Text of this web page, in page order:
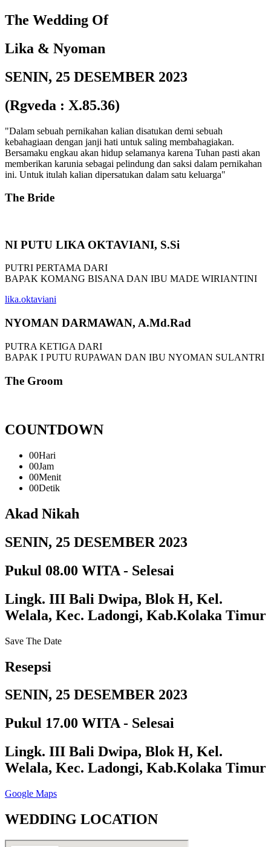
The Wedding Of
Lika & Nyoman
SENIN, 25 DESEMBER 2023
(Rgveda : X.85.36)
"Dalam sebuah pernikahan kalian disatukan demi sebuah
kebahagiaan dengan janji hati untuk saling membahagiakan.
Bersamaku engkau akan hidup selamanya karena Tuhan pasti akan
memberikan karunia sebagai pelindung dan saksi dalam pernikahan
ini. Untuk itulah kalian dipersatukan dalam satu keluarga"
The Bride
NI PUTU LIKA OKTAVIANI, S.Si
PUTRI PERTAMA DARI
BAPAK KOMANG BISANA DAN IBU MADE WIRIANTINI
lika.oktaviani
NYOMAN DARMAWAN, A.Md.Rad
PUTRA KETIGA DARI
BAPAK I PUTU RUPAWAN DAN IBU NYOMAN SULANTRI
The Groom
COUNTDOWN
00Hari
00Jam
00Menit
00Detik
Akad Nikah
SENIN, 25 DESEMBER 2023
Pukul 08.00 WITA - Selesai
Lingk. III Bali Dwipa, Blok H, Kel.
Welala, Kec. Ladongi, Kab.Kolaka Timur
Save The Date
Resepsi
SENIN, 25 DESEMBER 2023
Pukul 17.00 WITA - Selesai
Lingk. III Bali Dwipa, Blok H, Kel.
Welala, Kec. Ladongi, Kab.Kolaka Timur
Google Maps
WEDDING LOCATION